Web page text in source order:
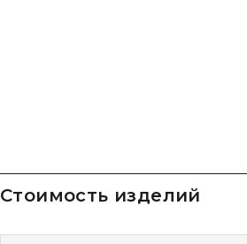
Стоимость изделий